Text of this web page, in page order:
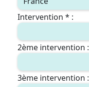
Intervention * :
2ème intervention :
3ème intervention :